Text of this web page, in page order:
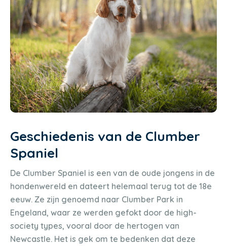
Geschiedenis van de Clumber
Spaniel
De Clumber Spaniel is een van de oude jongens in de
hondenwereld en dateert helemaal terug tot de 18e
eeuw. Ze zijn genoemd naar Clumber Park in
Engeland, waar ze werden gefokt door de high-
society types, vooral door de hertogen van
Newcastle. Het is gek om te bedenken dat deze